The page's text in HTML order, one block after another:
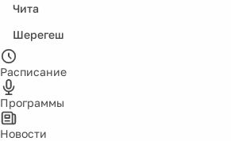
Чита
Шерегеш
Расписание
Программы
Новости